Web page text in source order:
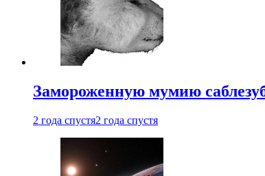
Замороженную мумию
2 года спустя2 года спустя